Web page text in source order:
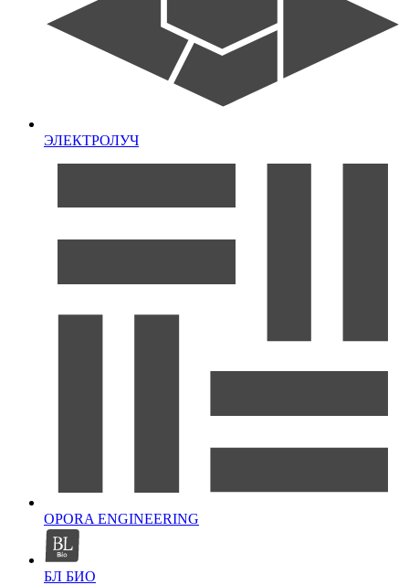
ЭЛЕКТРОЛУЧ
OPORA ENGINEERING
БЛ БИО